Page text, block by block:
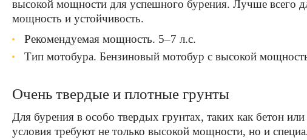
высокой мощности для успешного бурения. Лучше всего
мощность и устойчивость.
Рекомендуемая мощность. 5–7 л.с.
Тип мотобура. Бензиновый мотобур с высокой
Очень твердые и плотные грунты
Для бурения в особо твердых грунтах, таких как бетон
условия требуют не только высокой мощности, но и